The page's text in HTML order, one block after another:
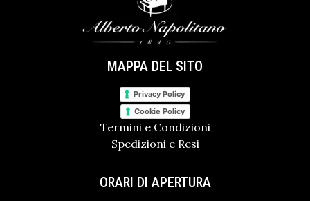
MAPPA DEL SITO
Privacy Policy
Cookie Policy
Termini e Condizioni
Spedizioni e Resi
ORARI DI APERTURA